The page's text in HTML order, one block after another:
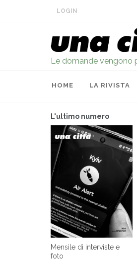
LOGIN
Le domande vengono
HOME LA RIVISTA
L'ultimo numero
Mensile di interviste e
foto